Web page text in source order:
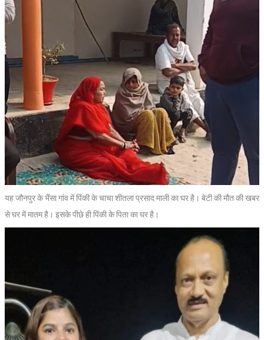
यह जौनपुर के भैंसा गांव में पिंकी के चाचा शीतला प्रसाद माली का घर है। बेटी की मौत की खबर
से घर में मातम है। इसके पीछे ही पिंकी के पिता का घर है।